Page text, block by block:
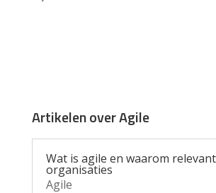
Artikelen over Agile
Wat is agile en waarom
organisaties
Agile